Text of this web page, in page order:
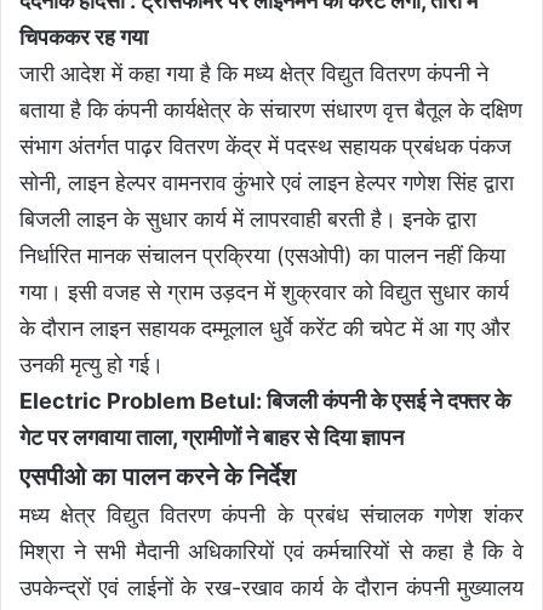
चिपककर रह गया
जारी आदेश में कहा गया है कि मध्य क्षेत्र विद्युत वितरण कंपनी ने
बताया है कि कंपनी कार्यक्षेत्र के संचारण संधारण वृत्त बैतूल के दक्षिण
संभाग अंतर्गत पाढ़र वितरण केंद्र में पदस्थ सहायक प्रबंधक पंकज
सोनी, लाइन हेल्पर वामनराव कुंभारे एवं लाइन हेल्पर गणेश सिंह द्वारा
बिजली लाइन के सुधार कार्य में लापरवाही बरती है। इनके द्वारा
निर्धारित मानक संचालन प्रक्रिया (एसओपी) का पालन नहीं किया
गया। इसी वजह से ग्राम उड़दन में शुक्रवार को विद्युत सुधार कार्य
के दौरान लाइन सहायक दम्मूलाल धुर्वे करेंट की चपेट में आ गए और
उनकी मृत्यु हो गई।
Electric Problem Betul: बिजली कंपनी के एसई ने दफ्तर के
गेट पर लगवाया ताला, ग्रामीणों ने बाहर से दिया ज्ञापन
एसपीओ का पालन करने के निर्देश
मध्य क्षेत्र विद्युत वितरण कंपनी के प्रबंध संचालक गणेश शंकर
मिश्रा ने सभी मैदानी अधिकारियों एवं कर्मचारियों से कहा है कि वे
उपकेन्द्रों एवं लाईनों के रख-रखाव कार्य के दौरान कंपनी मुख्यालय